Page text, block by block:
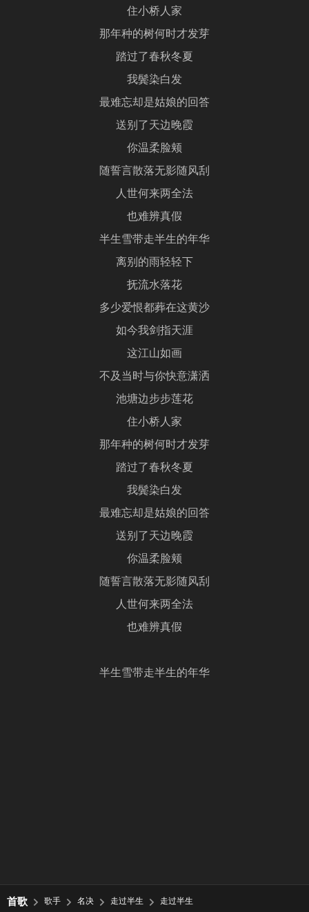
住小桥人家
那年种的树何时才发芽
踏过了春秋冬夏
我鬓染白发
最难忘却是姑娘的回答
送别了天边晚霞
你温柔脸颊
随誓言散落无影随风刮
人世何来两全法
也难辨真假
半生雪带走半生的年华
离别的雨轻轻下
抚流水落花
多少爱恨都葬在这黄沙
如今我剑指天涯
这江山如画
不及当时与你快意潇洒
池塘边步步莲花
住小桥人家
那年种的树何时才发芽
踏过了春秋冬夏
我鬓染白发
最难忘却是姑娘的回答
送别了天边晚霞
你温柔脸颊
随誓言散落无影随风刮
人世何来两全法
也难辨真假
半生雪带走半生的年华
首歌 歌手 名决 走过半生 走过半生